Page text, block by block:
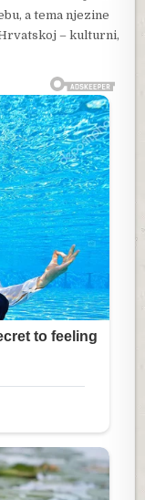
a tema njezine
– kulturni,